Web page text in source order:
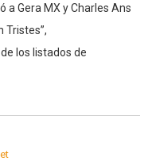
a Gera MX y Charles Ans
Tristes”,
los listados de